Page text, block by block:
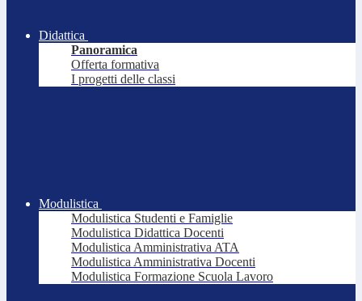
Didattica
Panoramica
Offerta formativa
I progetti delle classi
Modulistica
Modulistica Studenti e Famiglie
Modulistica Didattica Docenti
Modulistica Amministrativa ATA
Modulistica Amministrativa Docenti
Modulistica Formazione Scuola Lavoro